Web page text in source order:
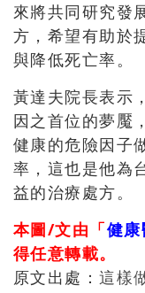
來將共同研究發
方，希望有助於
與降低死亡率。
黃達夫院長表示
因之首位的夢魘
健康的危險因子
率，這也是他為
益的治療處方。
本圖/文由「健康
得任意轉載。
原文出處：這樣